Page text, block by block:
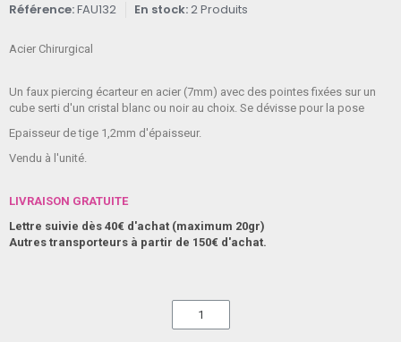
Référence FAU132 En stock 2 Produits
Acier Chirurgical
Un faux piercing écarteur en acier (7mm) avec des pointes fixées sur un
cube serti d'un cristal blanc ou noir au choix. Se dévisse pour la pose
Epaisseur de tige 1,2mm d'épaisseur.
Vendu à l'unité.
LIVRAISON GRATUITE
Lettre suivie dès 40€ d'achat (maximum 20gr)
Autres transporteurs à partir de 150€ d'achat.